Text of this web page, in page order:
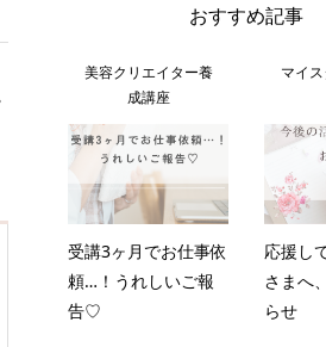
おすすめ記事
美容クリエイター養
成講座
受講3ヶ月でお仕事依
頼…！うれしいご報
告♡
マイ
応援し
さまへ
らせ